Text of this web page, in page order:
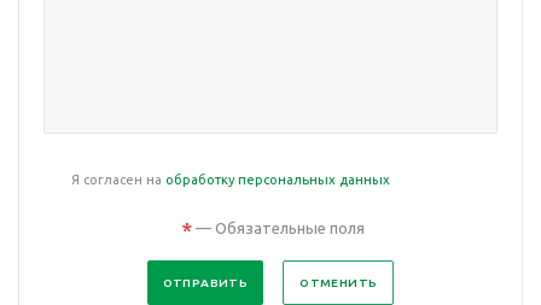
Я согласен на обработку персональных данных
*— Обязательные поля
ОТМЕНИТЬ